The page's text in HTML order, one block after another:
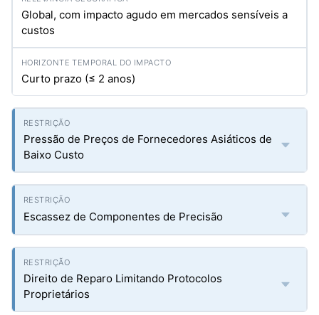
Global, com impacto agudo em mercados sensíveis a
custos
Curto prazo (≤ 2 anos)
Pressão de Preços de Fornecedores Asiáticos de
Baixo Custo
Escassez de Componentes de Precisão
Direito de Reparo Limitando Protocolos
Proprietários